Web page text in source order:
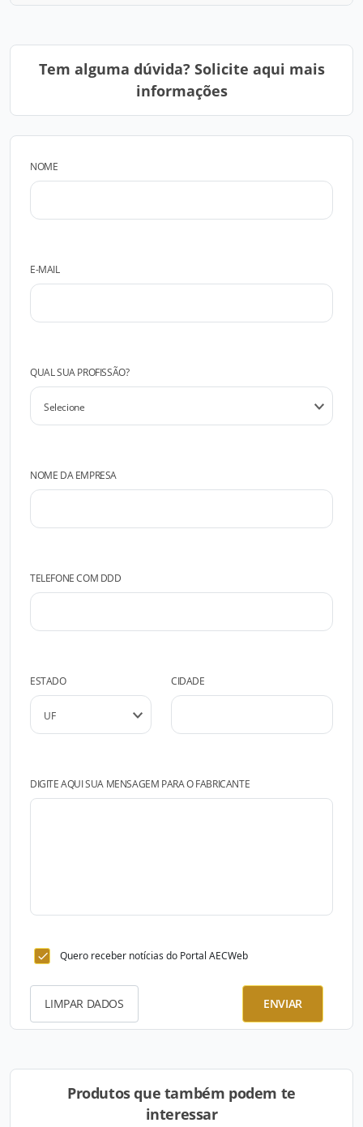
Tem alguma dúvida? Solicite aqui mais
informações
NOME
E-MAIL
QUAL SUA PROFISSÃO?
NOME DA EMPRESA
TELEFONE COM DDD
ESTADO CIDADE
DIGITE AQUI SUA MENSAGEM PARA O FABRICANTE
Quero receber notícias do Portal AECWeb
LIMPAR DADOS ENVIAR
Produtos que também podem te
interessar